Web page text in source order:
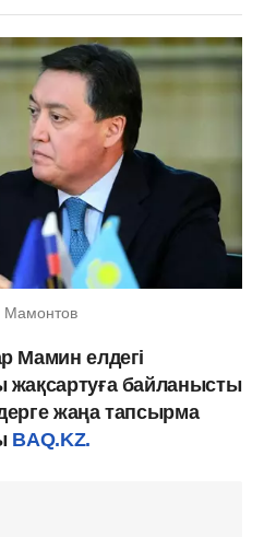
Мамонтов
Мамин елдегі
жақсартуға байланысты
жаңа тапсырма
BAQ.KZ.